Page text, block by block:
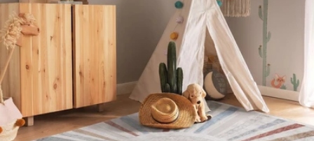
numaralı medyayı pencerede aç